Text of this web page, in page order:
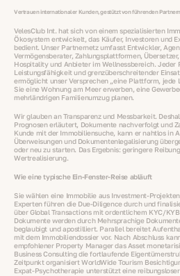
Vertrauen internationaler Kunden, gestützt von führenden
VelesClub Int. hat sich von einem spezialisierten
Ökosystem entwickelt, das Käufer, Investoren und
bedient. Unser Partnernetz umfasst Entwickler,
Vermögensberater, Zahlungsplattformen,
Hospitality und Anbieter im Wellnessbereich. Jeder
Leistungsfähigkeit und grenzüberschreitender
ermöglicht unser Versprechen „eine Plattform, jede
Sie eine Wohnung am Meer erwerben, eine
mehrländrigen Familienumzug planen.
Wir glauben an Transparenz und Messbarkeit.
Prognosen erläutert, Dokumente nachverfolgt und
Kunde mit der Immobiliensuche, kann er nahtlos in
Überweisungen und Dokumentenlegalisierung
oder neu zu starten. Das Ergebnis: geringere
Wertrealisierung.
Wie eine typische Ein‑Fenster‑Reise abläuft
Sie wählen eine Immobilie aus
Experten führen die Due‑Diligence durch und
über Global Transactions mit ordentlichem KYC/
Dokumente werden durch Mehrsprachige
beglaubigt und apostilliert. Parallel bereitet
mit dem Immobiliendossier vor. Nach Abschluss
empfohlener Property Manager das Asset
Business Consulting die fortlaufende
Zeitpunkt organisiert WorldWide Tourism
Expat‑Psychotherapie unterstützt eine